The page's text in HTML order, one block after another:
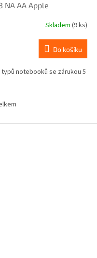
NA AA Apple
Skladem (9 ks)
Do košíku
notebooků se zárukou 5